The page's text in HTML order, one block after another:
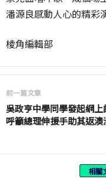
潘源良感動人心的精彩
棱角編輯部
前一篇文章
吳政亨中學同學發起網上
呼籲總理伸援手助其返澳
相關